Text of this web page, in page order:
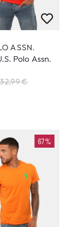
ASSN.
Polo Assn.
32,99€
67%